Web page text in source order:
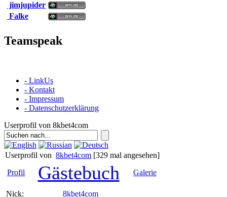
jimjupider
Falke
Teamspeak
- LinkUs
- Kontakt
- Impressum
- Datenschutzerklärung
Userprofil von 8kbet4com
Userprofil von 8kbet4com [329 mal angesehen]
Profil
Gästebuch Galerie
Nick: 8kbet4com